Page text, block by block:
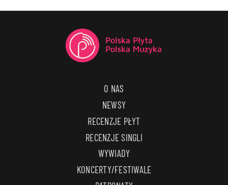
O NAS
NEWSY
RECENZJE PŁYT
RECENZJE SINGLI
WYWIADY
KONCERTY/FESTIWALE